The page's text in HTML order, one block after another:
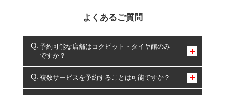
よくあるご質問
予約可能な店舗はコクピット・タイヤ館のみ
ですか？
コクピット・タイヤ館のみとなります。
複数サービスを予約することは可能ですか？